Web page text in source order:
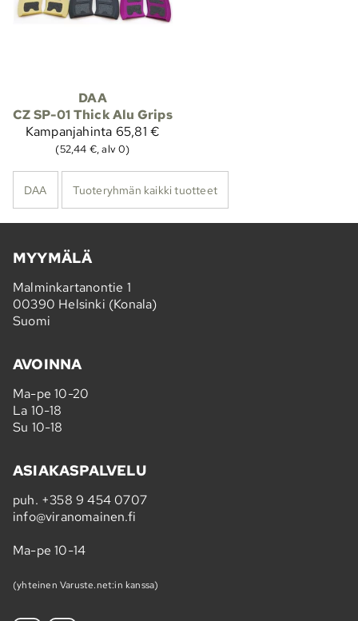
DAA
CZ SP-01 Thick Alu Grips
Kampanjahinta 65,81 €
(52,44 €, alv 0)
DAA Tuoteryhmän kaikki tuotteet
MYYMÄLÄ
Malminkartanontie 1
00390 Helsinki (Konala)
Suomi
AVOINNA
Ma-pe 10-20
La 10-18
Su 10-18
ASIAKASPALVELU
puh. +358 9 454 0707
info@viranomainen.fi
Ma-pe 10-14
(yhteinen Varuste.net:in kanssa)